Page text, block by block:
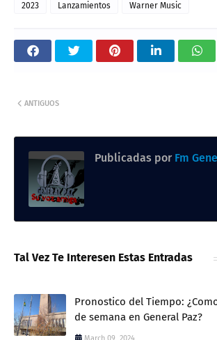
2023 Lanzamientos Warner Music
ANTIGUOS
Publicadas por Fm
Tal Vez Te Interesen Estas Entradas
Pronostico del Tiempo:
de semana en General Paz?